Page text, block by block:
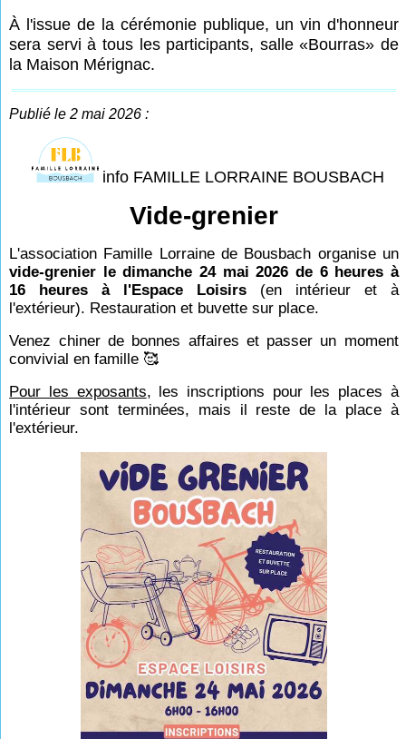
À l'issue de la cérémonie publique, un vin d'honneur
sera servi à tous les participants, salle «Bourras» de
la Maison Mérignac.
Publié le 2 mai 2026 :
info FAMILLE LORRAINE BOUSBACH
Vide-grenier
L'association Famille Lorraine de Bousbach organise un
vide-grenier le dimanche 24 mai 2026 de 6 heures à
16 heures à l'Espace Loisirs (en intérieur et à
l'extérieur). Restauration et buvette sur place.
Venez chiner de bonnes affaires et passer un moment
convivial en famille 🥰
Pour les exposants, les inscriptions pour les places à
l'intérieur sont terminées, mais il reste de la place à
l'extérieur.